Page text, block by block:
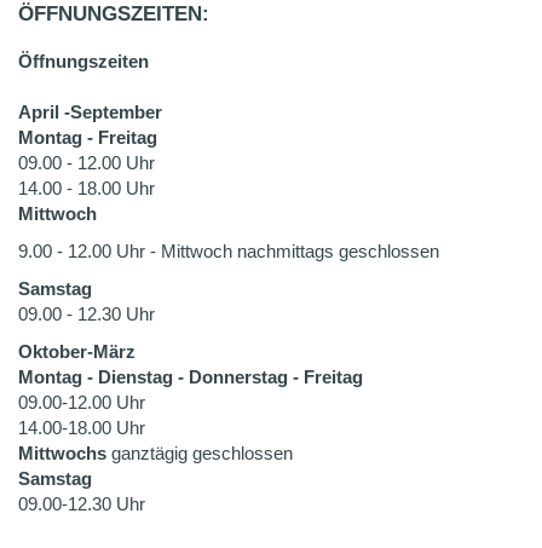
ÖFFNUNGSZEITEN:
Öffnungszeiten
April -September
Montag - Freitag
09.00 - 12.00 Uhr
14.00 - 18.00 Uhr
Mittwoch
9.00 - 12.00 Uhr - Mittwoch nachmittags geschlossen
Samstag
09.00 - 12.30 Uhr
Oktober-März
Montag - Dienstag - Donnerstag - Freitag
09.00-12.00 Uhr
14.00-18.00 Uhr
Mittwochs ganztägig geschlossen
Samstag
09.00-12.30 Uhr